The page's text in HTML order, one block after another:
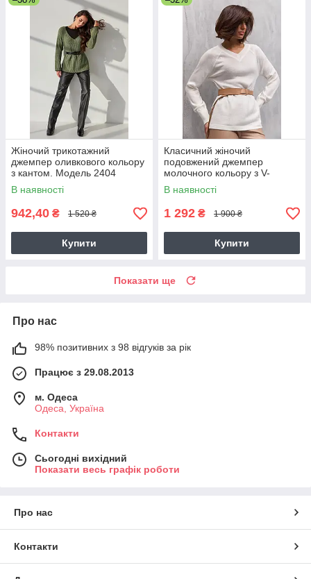
Жіночий трикотажний
джемпер оливкового кольору
з кантом. Модель 2404
Trikobakh
В наявності
942,40 ₴ 1 520 ₴
Купити
Класичний жіночий
подовжений джемпер
молочного кольору з V-
вирізом. Модель 2712
В наявності
1 292 ₴ 1 900 ₴
Купити
Показати ще
Про нас
98% позитивних з 98 відгуків за рік
Працює з 29.08.2013
м. Одеса
Одеса, Україна
Контакти
Сьогодні вихідний
Показати весь графік роботи
Про нас
Контакти